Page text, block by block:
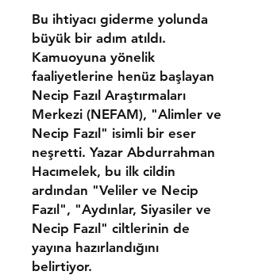
Bu ihtiyacı giderme yolunda
büyük bir adım atıldı.
Kamuoyuna yönelik
faaliyetlerine henüz başlayan
Necip Fazıl Araştırmaları
Merkezi (NEFAM), "Alimler ve
Necip Fazıl" isimli bir eser
neşretti. Yazar Abdurrahman
Hacımelek, bu ilk cildin
ardından "Veliler ve Necip
Fazıl", "Aydınlar, Siyasiler ve
Necip Fazıl" ciltlerinin de
yayına hazırlandığını
belirtiyor.